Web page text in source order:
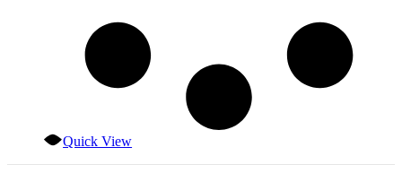
Quick View